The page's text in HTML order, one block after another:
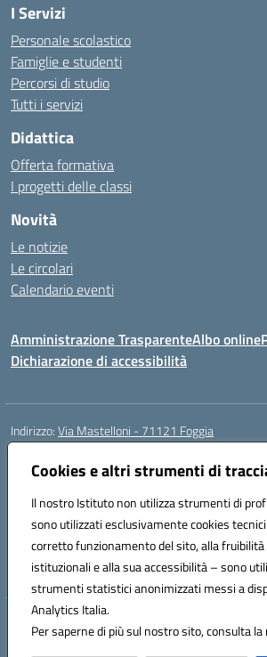
Cookies e altri strumenti di
Il nostro Istituto non utilizza strumenti di
sono utilizzati esclusivamente cookies
corretto funzionamento del sito, alla fruibilità
istituzionali e alla sua accessibilità – sono
strumenti statistici anonimizzati messi a
Analytics Italia.
Per saperne di più sul nostro sito, consulta la
I Servizi
Personale scolastico
Famiglie e studenti
Percorsi di studio
Tutti i servizi
Didattica
Offerta formativa
I progetti delle classi
Novità
Le notizie
Le circolari
Calendario eventi
Amministrazione TrasparenteAlbo online
Dichiarazione di accessibilità
Indirizzo:Via Mastelloni - 71121 Foggia
Centralino:
Posta elettronica certificata (PEC):
Codice fiscale: 94118760712
Codice meccanografico:FGEE00800R
Codice Indice delle Pubbliche Amministrazioni
Codice unico di fatturazione (CUF): UFEQ55
Hosting & Powered by 3D
Concept & Design by